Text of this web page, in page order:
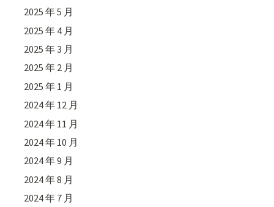
2025 年 5 月
2025 年 4 月
2025 年 3 月
2025 年 2 月
2025 年 1 月
2024 年 12 月
2024 年 11 月
2024 年 10 月
2024 年 9 月
2024 年 8 月
2024 年 7 月